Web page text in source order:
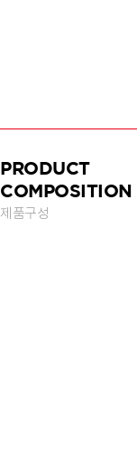
PRODUCT
COMPOSITION
제품구성